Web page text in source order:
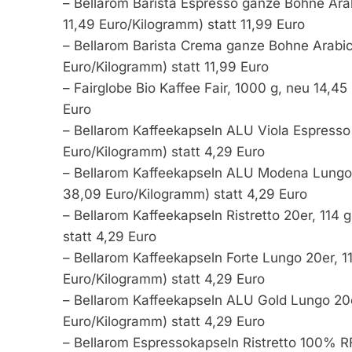
– Bellarom Barista Espresso ganze Bohne
11,49 Euro/Kilogramm) statt 11,99 Euro
– Bellarom Barista Crema ganze Bohne
Euro/Kilogramm) statt 11,99 Euro
– Fairglobe Bio Kaffee Fair, 1000 g, neu
Euro
– Bellarom Kaffeekapseln ALU Viola
Euro/Kilogramm) statt 4,29 Euro
– Bellarom Kaffeekapseln ALU Modena
38,09 Euro/Kilogramm) statt 4,29 Euro
– Bellarom Kaffeekapseln Ristretto 20er, 114
statt 4,29 Euro
– Bellarom Kaffeekapseln Forte Lungo 20er,
Euro/Kilogramm) statt 4,29 Euro
– Bellarom Kaffeekapseln ALU Gold Lungo
Euro/Kilogramm) statt 4,29 Euro
– Bellarom Espressokapseln Ristretto 100%